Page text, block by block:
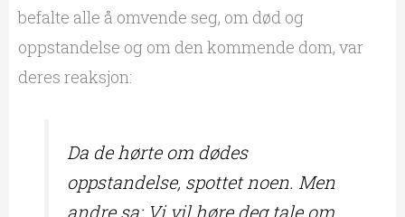
befalte alle å omvende seg, om død og
oppstandelse og om den kommende dom, var
deres reaksjon:
Da de hørte om dødes
oppstandelse, spottet noen. Men
andre sa: Vi vil høre deg tale om